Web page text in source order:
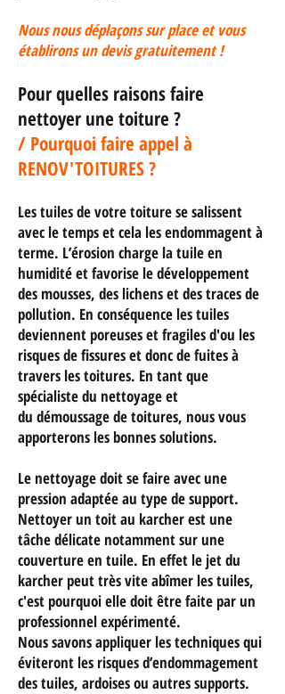
Nous nous déplaçons sur place et vous
établirons un devis gratuitement !
Pour quelles raisons faire
nettoyer une toiture ?
/ Pourquoi faire appel à
RENOV'TOITURES ?
Les tuiles de votre toiture se salissent
avec le temps et cela les endommagent à
terme. L’érosion charge la tuile en
humidité et favorise le développement
des mousses, des lichens et des traces de
pollution. En conséquence les tuiles
deviennent poreuses et fragiles d'ou les
risques de fissures et donc de fuites à
travers les toitures. En tant que
spécialiste du nettoyage et
du démoussage de toitures, nous vous
apporterons les bonnes solutions.
Le nettoyage doit se faire avec une
pression adaptée au type de support.
Nettoyer un toit au karcher est une
tâche délicate notamment sur une
couverture en tuile. En effet le jet du
karcher peut très vite abîmer les tuiles,
c'est pourquoi elle doit être faite par un
professionnel expérimenté.
Nous savons appliquer les techniques qui
éviteront les risques d’endommagement
des tuiles, ardoises ou autres supports.